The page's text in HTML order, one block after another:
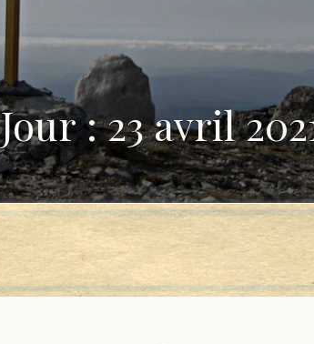
Jour : 23 avril